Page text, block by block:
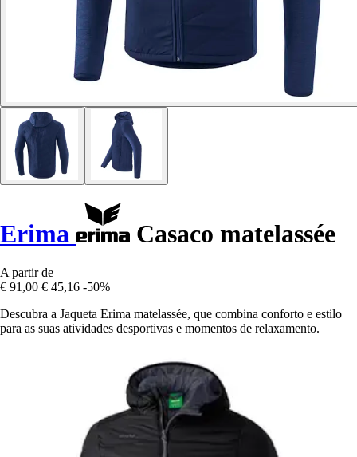
Erima Casaco matelassée
A partir de
€ 91,00 € 45,16 -50%
Descubra a Jaqueta Erima matelassée, que combina conforto e estilo
para as suas atividades desportivas e momentos de relaxamento.